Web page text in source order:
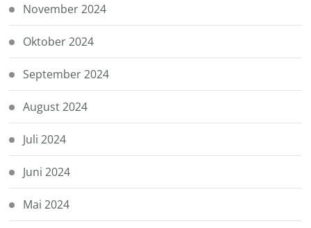
November 2024
Oktober 2024
September 2024
August 2024
Juli 2024
Juni 2024
Mai 2024